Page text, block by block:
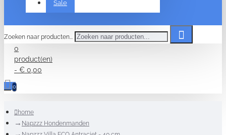
Sale
Zoeken naar producten...
0
product(en)
- € 0,00
0
home
Napzzz Hondenmanden